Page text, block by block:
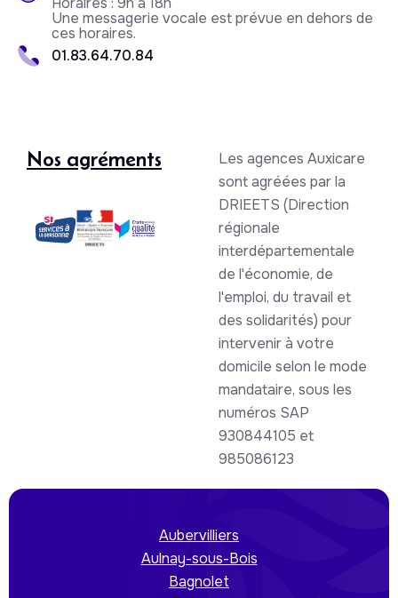
Une messagerie vocale est prévue en dehors de
ces horaires.
01.83.64.70.84
Nos agréments
Les agences Auxicare
sont agréées par la
DRIEETS (Direction
régionale
interdépartementale
de l'économie, de
l'emploi, du travail et
des solidarités) pour
intervenir à votre
domicile selon le mode
mandataire, sous les
numéros SAP
930844105 et
985086123
Aubervilliers
Aulnay-sous-Bois
Bagnolet